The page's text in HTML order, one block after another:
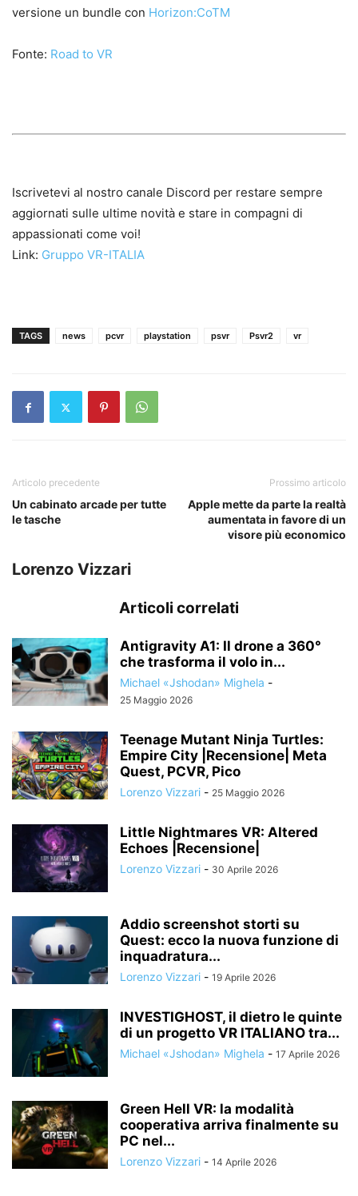
versione un bundle con Horizon:CoTM
Fonte: Road to VR
Iscrivetevi al nostro canale Discord per restare sempre
aggiornati sulle ultime novità e stare in compagni di
appassionati come voi!
Link: Gruppo VR-ITALIA
TAGS news pcvr playstation psvr Psvr2 vr
Articolo precedente
Un cabinato arcade per tutte
le tasche
Prossimo articolo
Apple mette da parte la realtà
aumentata in favore di un
visore più economico
Lorenzo Vizzari
Articoli correlati
Antigravity A1: Il drone a 360°
che trasforma il volo in...
Michael «Jshodan» Mighela -
25 Maggio 2026
Teenage Mutant Ninja Turtles:
Empire City |Recensione| Meta
Quest, PCVR, Pico
Lorenzo Vizzari - 25 Maggio 2026
Little Nightmares VR: Altered
Echoes |Recensione|
Lorenzo Vizzari - 30 Aprile 2026
Addio screenshot storti su
Quest: ecco la nuova funzione di
inquadratura...
Lorenzo Vizzari - 19 Aprile 2026
INVESTIGHOST, il dietro le quinte
di un progetto VR ITALIANO tra...
Michael «Jshodan» Mighela - 17 Aprile 2026
Green Hell VR: la modalità
cooperativa arriva finalmente su
PC nel...
Lorenzo Vizzari - 14 Aprile 2026